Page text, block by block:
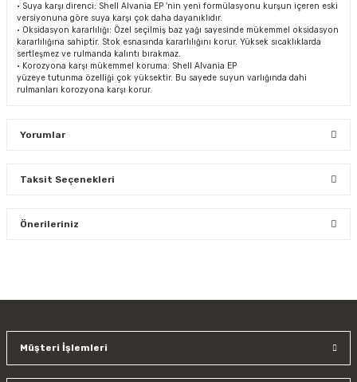
• Suya karşı direnci: Shell Alvania EP 'nin yeni formülasyonu kurşun içeren eski
versiyonuna göre suya karşı çok daha dayanıklıdır.
• Oksidasyon kararlılığı: Özel seçilmiş baz yağı sayesinde mükemmel oksidasyon
kararlılığına sahiptir. Stok esnasında kararlılığını korur. Yüksek sıcaklıklarda
sertleşmez ve rulmanda kalıntı bırakmaz.
• Korozyona karşı mükemmel koruma: Shell Alvania EP
yüzeye tutunma özelliği çok yüksektir. Bu sayede suyun varlığında dahi
rulmanları korozyona karşı korur.
Yorumlar
Taksit Seçenekleri
Önerileriniz
Ürün resmi kalitesiz, bozuk veya görüntülenemiyor.
Müşteri İşlemleri